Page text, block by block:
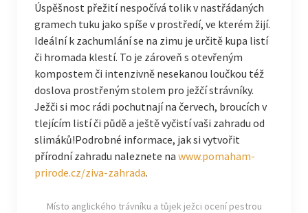
Úspěšnost přežití nespočívá tolik v nastřádaných
gramech tuku jako spíše v prostředí, ve kterém žijí.
Ideální k zachumlání se na zimu je určitě kupa listí
či hromada klestí. To je zároveň s otevřeným
kompostem či intenzivně nesekanou loučkou též
doslova prostřeným stolem pro ježčí strávníky.
Ježči si moc rádi pochutnají na červech, broucích v
tlejícím listí či půdě a ještě vyčistí vaši zahradu od
slimáků!Podrobné informace, jak si vytvořit
přírodní zahradu naleznete na www.pomaham-
prirode.cz/ziva-zahrada.
Místo anglického trávníku a tůjek ježci ocení pestrou